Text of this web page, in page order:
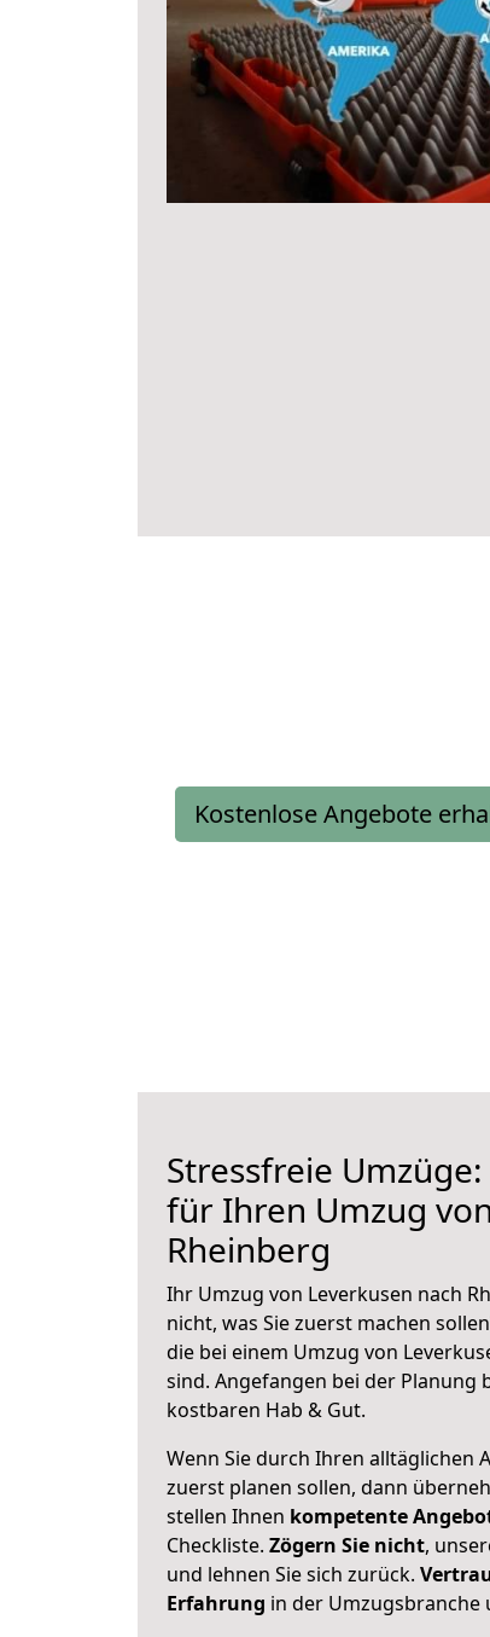
Kostenlose Angebote
Stressfreie
für Ihren Umzug
Rheinberg
Ihr Umzug von Leverkusen nach
nicht, was Sie zuerst machen
die bei einem Umzug von
sind. Angefangen bei der Planung
kostbaren Hab & Gut.
Wenn Sie durch Ihren alltäglichen
zuerst planen sollen, dann
stellen Ihnen kompetente
Checkliste. Zögern Sie nicht,
und lehnen Sie sich zurück.
Erfahrung in der Umzugsbranche